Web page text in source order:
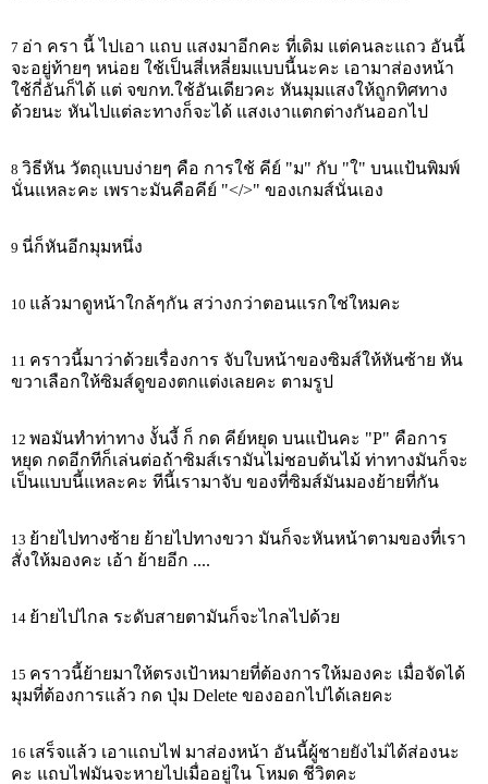
7 อ่า ครา นี้ ไปเอา แถบ แสงมาอีกคะ ที่เดิม แต่คนละแถว อันนี้
จะอยู่ท้ายๆ หน่อย ใช้เป็นสี่เหลี่ยมแบบนี้นะคะ เอามาส่องหน้า
ใช้กี่อันก็ได้ แต่ จขกท.ใช้อันเดียวคะ หันมุมแสงให้ถูกทิศทาง
ด้วยนะ หันไปแต่ละทางก็จะได้ แสงเงาแตกต่างกันออกไป
8 วิธีหัน วัตถุแบบง่ายๆ คือ การใช้ คีย์ "ม" กับ "ใ" บนแป้นพิมพ์
นั่นแหละคะ เพราะมันคือคีย์ "</>" ของเกมส์นั่นเอง
9 นี่ก็หันอีกมุมหนึ่ง
10 แล้วมาดูหน้าใกล้ๆกัน สว่างกว่าตอนแรกใช่ใหมคะ
11 คราวนี้มาว่าด้วยเรื่องการ จับใบหน้าของซิมส์ให้หันซ้าย หัน
ขวาเลือกให้ซิมส์ดูของตกแต่งเลยคะ ตามรูป
12 พอมันทำท่าทาง งั้นงี้ ก็ กด คีย์หยุด บนแป้นคะ "P" คือการ
หยุด กดอีกทีก็เล่นต่อถ้าซิมส์เรามันไม่ชอบต้นไม้ ท่าทางมันก็จะ
เป็นแบบนี้แหละคะ ทีนี้เรามาจับ ของที่ซิมส์มันมองย้ายที่กัน
13 ย้ายไปทางซ้าย ย้ายไปทางขวา มันก็จะหันหน้าตามของที่เรา
สั่งให้มองคะ เอ้า ย้ายอีก ....
14 ย้ายไปไกล ระดับสายตามันก็จะไกลไปด้วย
15 คราวนี้ย้ายมาให้ตรงเป้าหมายที่ต้องการให้มองคะ เมื่อจัดได้
มุมที่ต้องการแล้ว กด ปุ่ม Delete ของออกไปได้เลยคะ
16 เสร็จแล้ว เอาแถบไฟ มาส่องหน้า อันนี้ผู้ชายยังไม่ได้ส่องนะ
คะ แถบไฟมันจะหายไปเมื่ออยู่ใน โหมด ชีวิตคะ